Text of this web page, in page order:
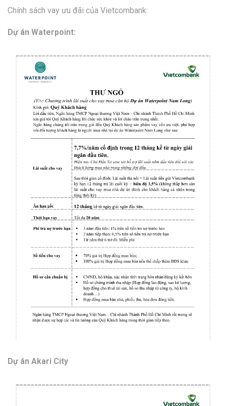
Chính sách vay ưu đãi của Vietcombank:
Dự án Waterpoint:
Dự án Akari City